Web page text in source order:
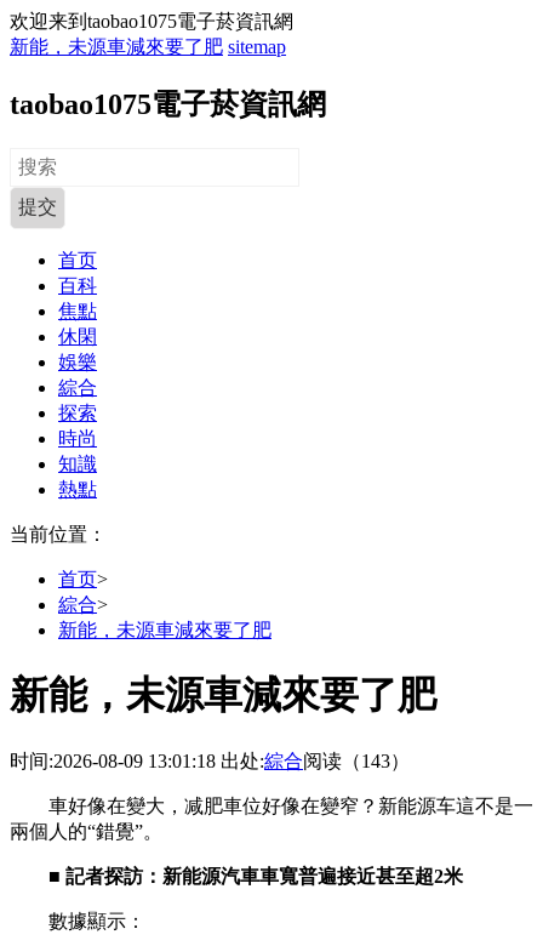
欢迎来到taobao1075電子菸資訊網
新能，未源車減來要了肥 sitemap
taobao1075電子菸資訊網
首页
百科
焦點
休閑
娛樂
綜合
探索
時尚
知識
熱點
当前位置：
首页>
綜合>
新能，未源車減來要了肥
新能，未源車減來要了肥
时间:2026-08-09 13:01:18 出处:綜合阅读（143）
車好像在變大，减肥車位好像在變窄？新能源车這不是一
兩個人的“錯覺”。
■ 記者探訪：新能源汽車車寬普遍接近甚至超2米
數據顯示：